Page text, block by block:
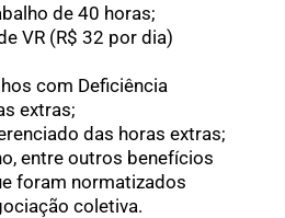
de 40 horas;
VR (R$ 32 por dia)
com Deficiência
extras;
das horas extras;
entre outros benefícios
foram normatizados
coletiva.